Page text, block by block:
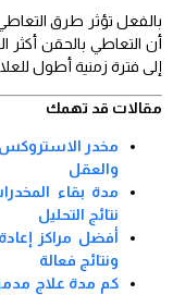
بالفعل تؤثر طرق
أن التعاطي بالحقن
إلى فترة زمنية أطول
مقالات قد تهمك
مخدر الاستروكس:
والعقل
مدة بقاء
نتائج التحليل
أفضل مراكز
ونتائج فعالة
كم مدة علاج